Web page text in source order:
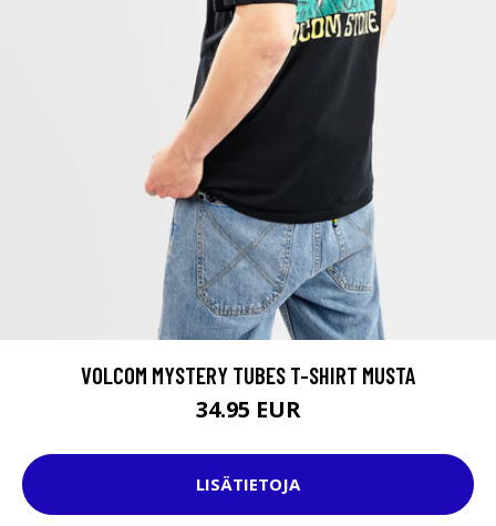
VOLCOM MYSTERY TUBES T-SHIRT MUSTA
34.95 EUR
LISÄTIETOJA